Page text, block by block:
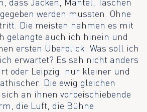
werden mussten. Ohne
Die meisten nahmen es mit
gelangte auch ich hinein und
ersten Überblick. Was soll ich
erwartet? Es sah nicht anders
oder Leipzig, nur kleiner und
Die ewig gleichen
sich an ihnen vorbeischiebende
die Luft, die Bühne.